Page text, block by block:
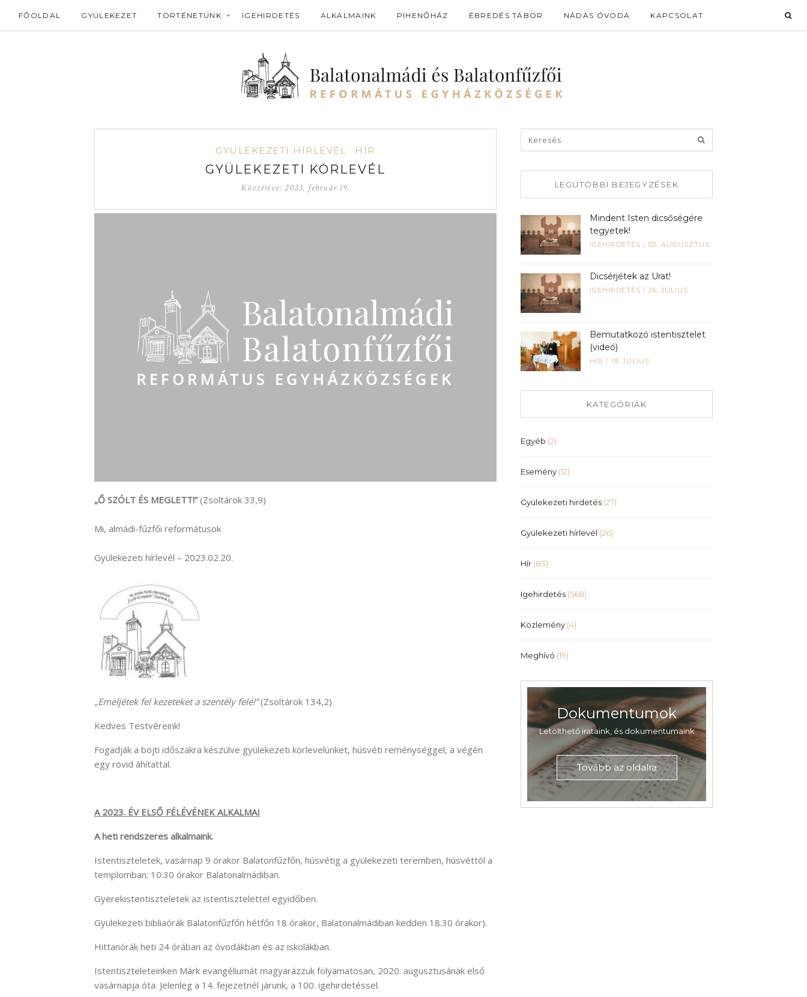
FŐOLDAL GYÜLEKEZET TÖRTÉNETÜNK IGEHIRDETÉS ALKALMAINK PIHENŐHÁZ ÉBREDÉS TÁBOR NÁDAS ÓVODA KAPCSOLAT
GYÜLEKEZETI HÍRLEVÉL HÍR
GYÜLEKEZETI KÖRLEVÉL
Közzétéve:2023. február 19.
„Ő SZÓLT ÉS MEGLETT!”(Zsoltárok 33,9)
Mi, almádi-fűzfői reformátusok
Gyülekezeti hírlevél – 2023.02.20.
„Emeljétek fel kezeteket a szentély felé!”(Zsoltárok 134,2)
Kedves Testvéreink!
Fogadják a böjti időszakra készülve gyülekezeti körlevelünket, húsvéti reménységgel, a végén
egy rövid áhítattal.
A 2023. ÉV ELSŐ FÉLÉVÉNEK ALKALMAI
A heti rendszeres alkalmaink.
Istentiszteletek, vasárnap 9 órakor Balatonfűzfőn, húsvétig a gyülekezeti teremben, húsvéttól a
templomban; 10.30 órakor Balatonalmádiban.
Gyerekistentiszteletek az istentisztelettel egyidőben.
Gyülekezeti bibliaórák Balatonfűzfőn hétfőn 18 órakor, Balatonalmádiban kedden 18.30 órakor).
Hittanórák heti 24 órában az óvodákban és az iskolákban.
Istentiszteleteinken Márk evangéliumát magyarázzuk folyamatosan, 2020. augusztusának első
vasárnapja óta. Jelenleg a 14. fejezetnél járunk, a 100. igehirdetéssel.
LEGUTÓBBI BEJEGYZÉSEK
Mindent Isten dicsőségére
tegyetek!
IGEHIRDETÉS / 02, AUGUSZTUS
Dicsérjétek az Urat!
IGEHIRDETÉS / 26, JÚLIUS
Bemutatkozó istentisztelet
(videó)
HÍR / 19, JÚLIUS
KATEGÓRIÁK
Egyéb (2)
Esemény (12)
Gyülekezeti hirdetés (27)
Gyülekezeti hírlevél (26)
Hír (83)
Igehirdetés (568)
Közlemény (4)
Meghívó (19)
Dokumentumok
Letölthető irataink, és dokumentumaink
Tovább az oldalra